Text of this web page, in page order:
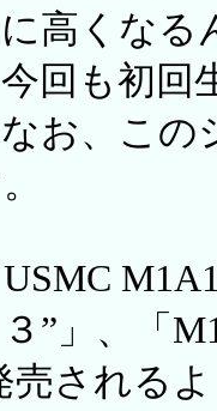
高くな
回も初回
お、この
”」、「
売され